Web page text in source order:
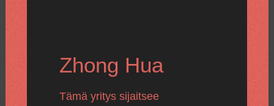
Zhong Hua
Tämä yritys sijaitsee